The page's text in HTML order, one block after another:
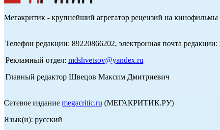
Мегакритик - крупнейший агрегатор рецензий на кинофильмы
Телефон редакции: 89220866202, электронная почта редакции:
Рекламный отдел: mdshvetsov@yandex.ru
Главный редактор Швецов Максим Дмитриевич
Сетевое издание megacritic.ru (МЕГАКРИТИК.РУ)
Язык(и): русский